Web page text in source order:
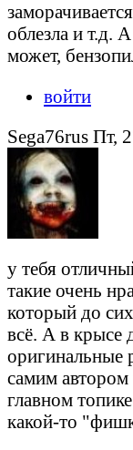
облезла и т.д.
может,
войти
Sega76rus Пт,
у тебя
такие очень
который до
всё. А в крысе
оригинальные
самим автором
главном
какой-то